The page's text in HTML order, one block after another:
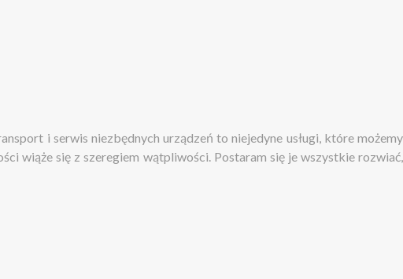
i serwis niezbędnych urządzeń to niejedyne usługi, które możemy
wiąże się z szeregiem wątpliwości. Postaram się je wszystkie rozwiać,